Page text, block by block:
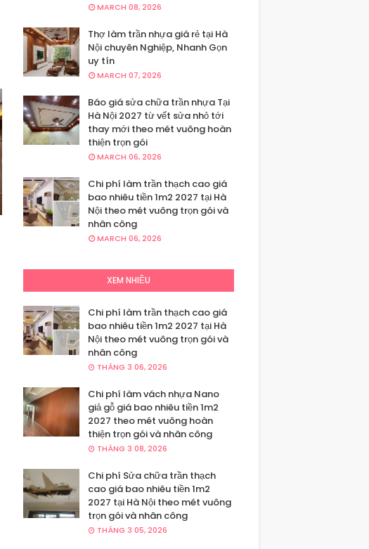
MARCH 08, 2026
Thợ làm trần nhựa giá rẻ tại Hà
Nội chuyên Nghiệp, Nhanh Gọn
uy tín
MARCH 07, 2026
Báo giá sửa chữa trần nhựa Tại
Hà Nội 2027 từ vết sửa nhỏ tới
thay mới theo mét vuông hoàn
thiện trọn gói
MARCH 06, 2026
Chi phí làm trần thạch cao giá
bao nhiêu tiền 1m2 2027 tại Hà
Nội theo mét vuông trọn gói và
nhân công
MARCH 06, 2026
XEM NHIỀU
Chi phí làm trần thạch cao giá
bao nhiêu tiền 1m2 2027 tại Hà
Nội theo mét vuông trọn gói và
nhân công
THÁNG 3 06, 2026
Chi phí làm vách nhựa Nano
giả gỗ giá bao nhiêu tiền 1m2
2027 theo mét vuông hoàn
thiện trọn gói và nhân công
THÁNG 3 08, 2026
Chi phí Sửa chữa trần thạch
cao giá bao nhiêu tiền 1m2
2027 tại Hà Nội theo mét vuông
trọn gói và nhân công
THÁNG 3 05, 2026